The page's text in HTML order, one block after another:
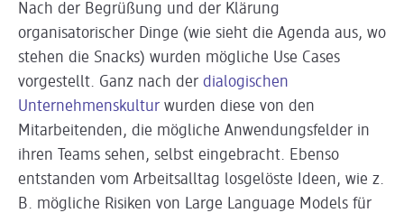
Nach der Begrüßung und der Klärung
organisatorischer Dinge (wie sieht die Agenda aus, wo
stehen die Snacks) wurden mögliche Use Cases
vorgestellt. Ganz nach der dialogischen
Unternehmenskultur wurden diese von den
Mitarbeitenden, die mögliche Anwendungsfelder in
ihren Teams sehen, selbst eingebracht. Ebenso
entstanden vom Arbeitsalltag losgelöste Ideen, wie z.
B. mögliche Risiken von Large Language Models für